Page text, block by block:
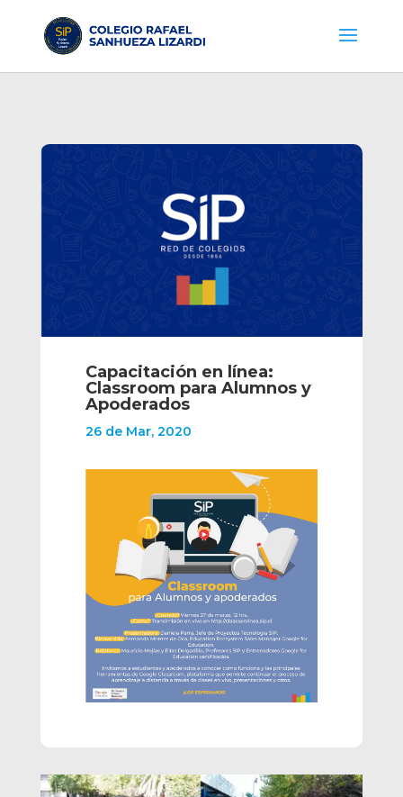
Capacitación en línea:
Classroom para Alumnos y
Apoderados
26 de Mar, 2020